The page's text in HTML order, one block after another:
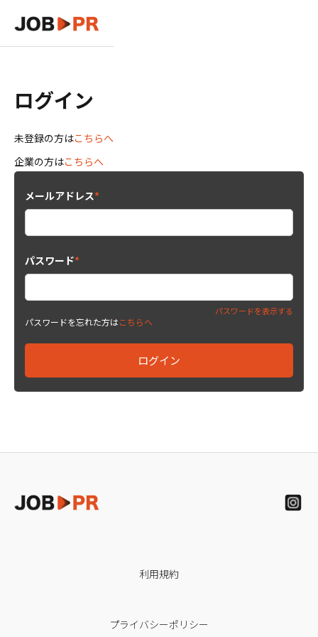
ログイン
未登録の方はこちらへ
企業の方はこちらへ
メールアドレス*
パスワード*
パスワードを表示する
パスワードを忘れた方はこちらへ
利用規約
プライバシーポリシー